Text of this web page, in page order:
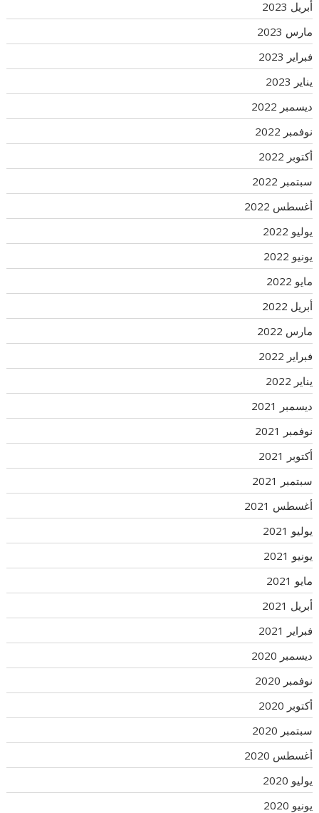
أبريل 2023
مارس 2023
فبراير 2023
يناير 2023
ديسمبر 2022
نوفمبر 2022
أكتوبر 2022
سبتمبر 2022
أغسطس 2022
يوليو 2022
يونيو 2022
مايو 2022
أبريل 2022
مارس 2022
فبراير 2022
يناير 2022
ديسمبر 2021
نوفمبر 2021
أكتوبر 2021
سبتمبر 2021
أغسطس 2021
يوليو 2021
يونيو 2021
مايو 2021
أبريل 2021
فبراير 2021
ديسمبر 2020
نوفمبر 2020
أكتوبر 2020
سبتمبر 2020
أغسطس 2020
يوليو 2020
يونيو 2020